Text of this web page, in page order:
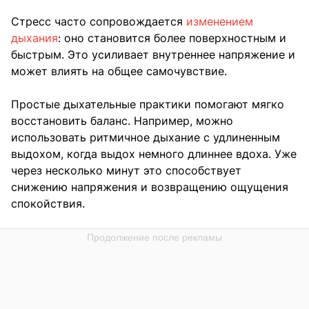
Стресс часто сопровождается изменением
дыхания: оно становится более поверхностным и
быстрым. Это усиливает внутреннее напряжение и
может влиять на общее самочувствие.
Простые дыхательные практики помогают мягко
восстановить баланс. Например, можно
использовать ритмичное дыхание с удлиненным
выдохом, когда выдох немного длиннее вдоха. Уже
через несколько минут это способствует
снижению напряжения и возвращению ощущения
спокойствия.